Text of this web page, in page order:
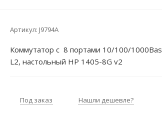
Артикул: J9794A
Коммутатор c 8 портами 10/100/
L2, настольный HP 1405-8G v2
Под заказ Нашли дешевле?